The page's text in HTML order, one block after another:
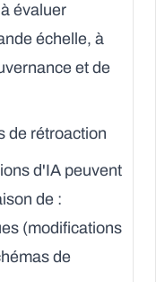
évaluer
échelle, à
et de
de rétroaction
d'IA peuvent
de :
(modifications
de